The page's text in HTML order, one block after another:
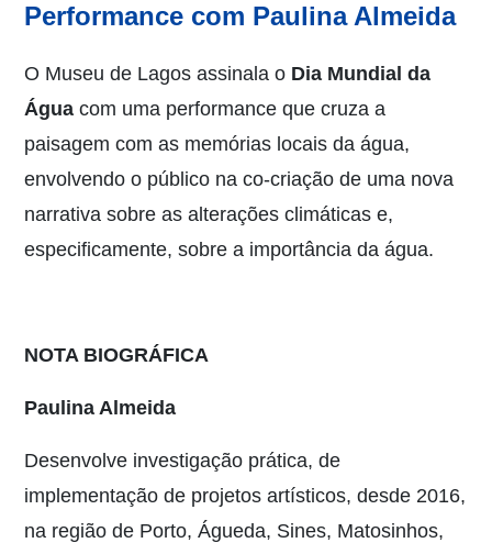
Performance com Paulina Almeida
O Museu de Lagos assinala o Dia Mundial da
Água com uma performance que cruza a
paisagem com as memórias locais da água,
envolvendo o público na co-criação de uma nova
narrativa sobre as alterações climáticas e,
especificamente, sobre a importância da água.
NOTA BIOGRÁFICA
Paulina Almeida
Desenvolve investigação prática, de
implementação de projetos artísticos, desde 2016,
na região de Porto, Águeda, Sines, Matosinhos,